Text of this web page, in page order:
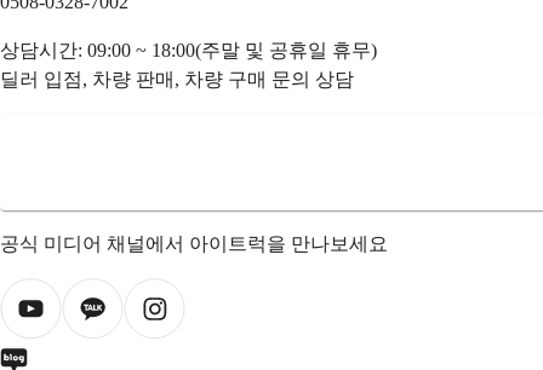
상담시간: 09:00 ~ 18:00(주말 및 공휴일 휴무)
딜러 입점, 차량 판매, 차량 구매 문의 상담
공식 미디어 채널에서 아이트럭을 만나보세요